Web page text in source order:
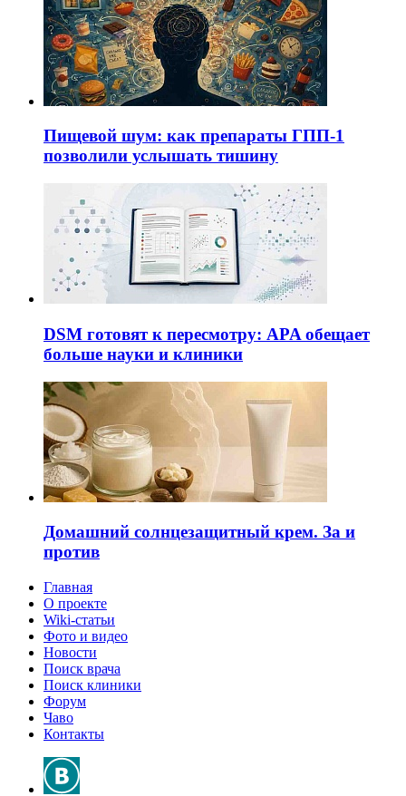
Пищевой шум: как препараты ГПП-1
позволили услышать тишину
DSM готовят к пересмотру: APA обещает
больше науки и клиники
Домашний солнцезащитный крем. За и
против
Главная
О проекте
Wiki-статьи
Фото и видео
Новости
Поиск врача
Поиск клиники
Форум
Чаво
Контакты